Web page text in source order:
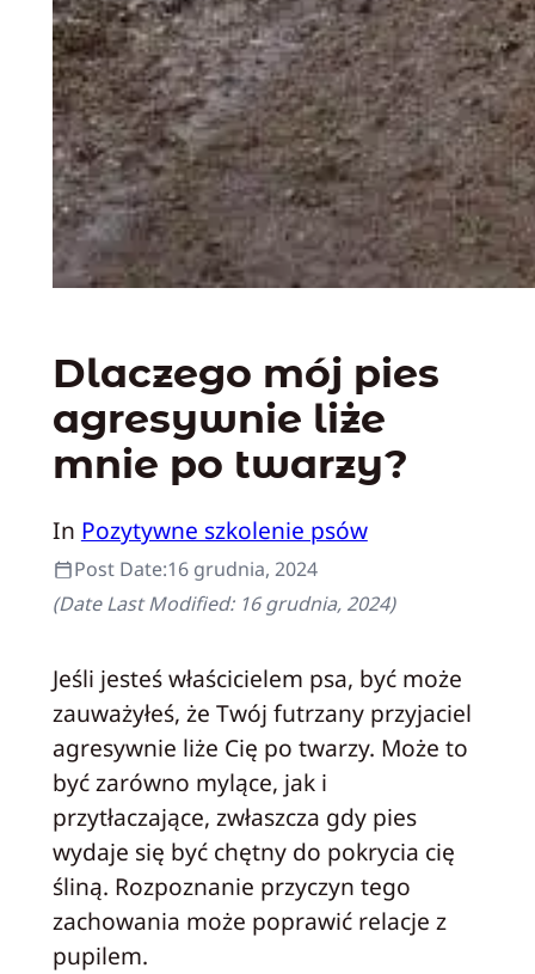
Dlaczego mój pies
agresywnie liże
mnie po twarzy?
In Pozytywne szkolenie psów
Post Date:16 grudnia, 2024
(Date Last Modified: 16 grudnia, 2024)
Jeśli jesteś właścicielem psa, być może
zauważyłeś, że Twój futrzany przyjaciel
agresywnie liże Cię po twarzy. Może to
być zarówno mylące, jak i
przytłaczające, zwłaszcza gdy pies
wydaje się być chętny do pokrycia cię
śliną. Rozpoznanie przyczyn tego
zachowania może poprawić relacje z
pupilem.